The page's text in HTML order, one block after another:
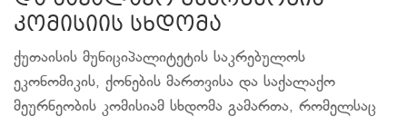
კომისიის სხდომა
ქუთაისის მუნიციპალიტეტის საკრებულოს
ეკონომიკის, ქონების მართვისა და საქალაქო
მეურნეობის კომისიამ სხდომა გამართა, რომელსაც